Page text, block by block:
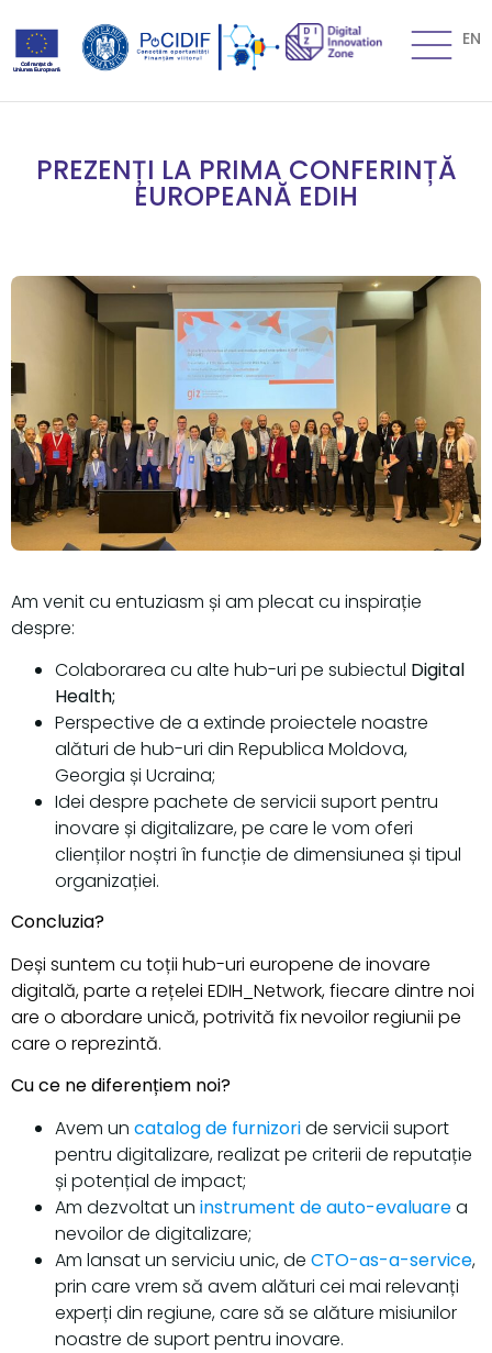
EN
PREZENȚI LA PRIMA CONFERINȚĂ
EUROPEANĂ EDIH
Am venit cu entuziasm și am plecat cu inspirație
despre:
Colaborarea cu alte hub-uri pe subiectul Digital
Health;
Perspective de a extinde proiectele noastre
alături de hub-uri din Republica Moldova,
Georgia și Ucraina;
Idei despre pachete de servicii suport pentru
inovare și digitalizare, pe care le vom oferi
clienților noștri în funcție de dimensiunea și tipul
organizației.
Concluzia?
Deși suntem cu toții hub-uri europene de inovare
digitală, parte a rețelei EDIH_Network, fiecare dintre noi
are o abordare unică, potrivită fix nevoilor regiunii pe
care o reprezintă.
Cu ce ne diferențiem noi?
Avem un catalog de furnizoride servicii suport
pentru digitalizare, realizat pe criterii de reputație
și potențial de impact;
Am dezvoltat un instrument de auto-evaluarea
nevoilor de digitalizare;
Am lansat un serviciu unic, de CTO-as-a-service,
prin care vrem să avem alături cei mai relevanți
experți din regiune, care să se alăture misiunilor
noastre de suport pentru inovare.